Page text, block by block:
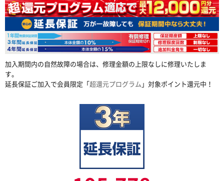
加入期間内の自然故障の場合は、修理金額の上限なしに修理いたしま
す。
延長保証ご加入で会員限定「超還元プログラム 」対象ポイント還元中！